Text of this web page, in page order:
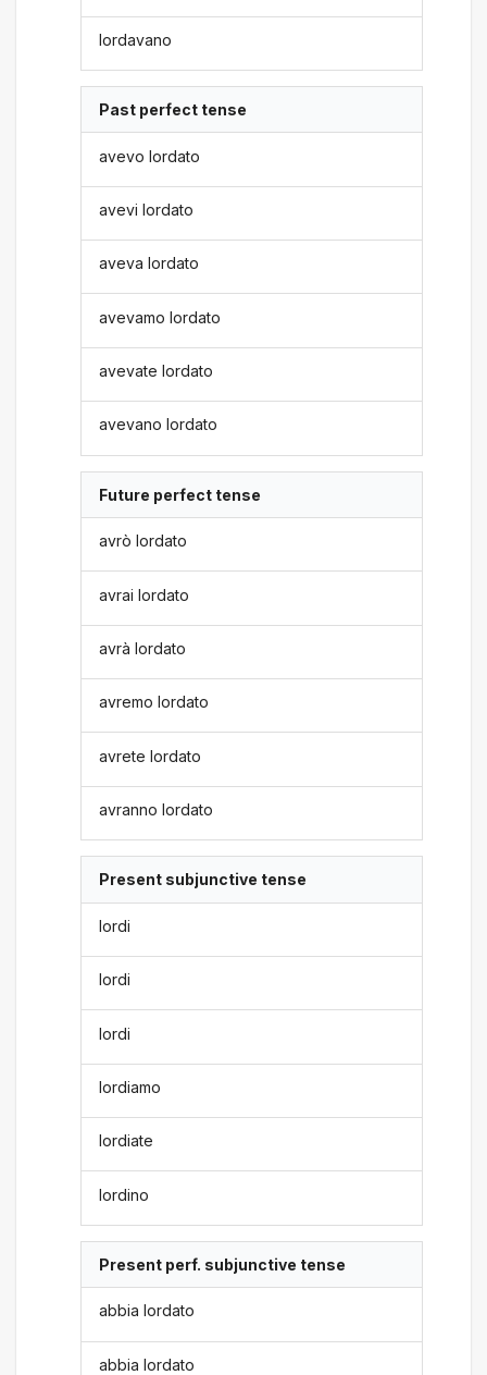
lordavano
Past perfect tense
avevo lordato
avevi lordato
aveva lordato
avevamo lordato
avevate lordato
avevano lordato
Future perfect tense
avrò lordato
avrai lordato
avrà lordato
avremo lordato
avrete lordato
avranno lordato
Present subjunctive tense
lordi
lordi
lordi
lordiamo
lordiate
lordino
Present perf. subjunctive tense
abbia lordato
abbia lordato